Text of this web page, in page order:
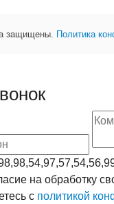
защищены. Политика
на обработку
с политикой